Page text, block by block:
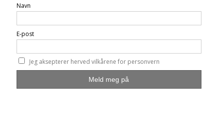
Navn
E-post
Jeg aksepterer herved vilkårene for personvern